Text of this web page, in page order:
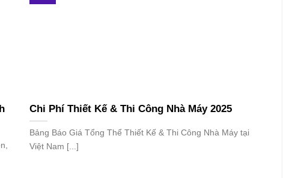
Chi Phí Thiết Kế & Thi Công Nhà Máy 2025
Bảng Báo Giá Tổng Thể Thiết Kế & Thi Công Nhà Máy tại
Việt Nam [...]